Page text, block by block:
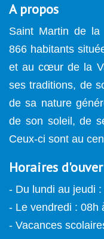
A propos
Saint Martin de
866 habitants
et au cœur de la
ses traditions, de
de sa nature
de son soleil, de
Ceux-ci sont au
Horaires
- Du lundi au jeudi
- Le vendredi : 08h
- Vacances